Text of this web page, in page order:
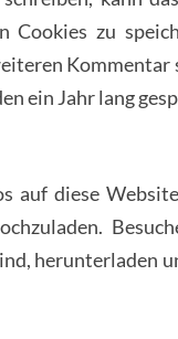
Cookies zu
Kommentar
ein Jahr lang
auf diese
herunterladen